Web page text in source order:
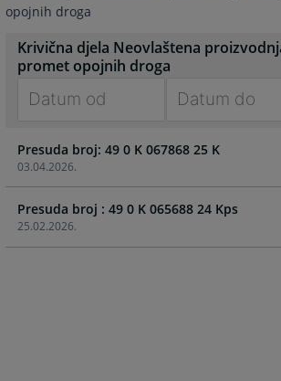
opojnih droga
Krivična djela Neovlaštena
promet opojnih droga
forward
to
interact
with
the
calendar
forward
interact
with
calendar
03.04.2026.
Presuda broj: 49 0 K 067868 25 K
25.02.2026.
Presuda broj : 49 0 K 065688 24 Kps